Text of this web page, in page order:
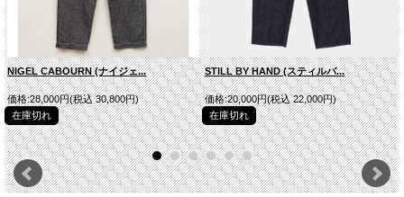
NIGEL CABOURN (ナイジェ...
価格:28,000円(税込 30,800円)
在庫切れ
STILL BY HAND (スティルバ...
価格:20,000円(税込 22,000円)
在庫切れ